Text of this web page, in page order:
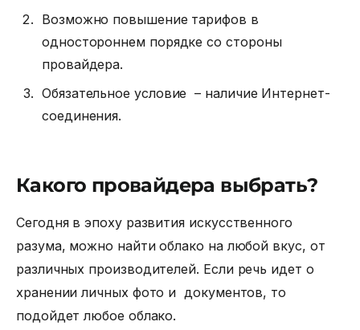
Возможно повышение тарифов в
одностороннем порядке со стороны
провайдера.
Обязательное условие – наличие Интернет-
соединения.
Какого провайдера выбрать?
Сегодня в эпоху развития искусственного
разума, можно найти облако на любой вкус, от
различных производителей. Если речь идет о
хранении личных фото и документов, то
подойдет любое облако.